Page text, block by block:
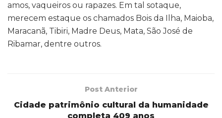
amos, vaqueiros ou rapazes. Em tal sotaque,
merecem estaque os chamados Bois da Ilha, Maioba,
Maracanã, Tibiri, Madre Deus, Mata, São José de
Ribamar, dentre outros.
Post Anterior
Cidade patrimônio cultural da humanidade
completa 409 anos